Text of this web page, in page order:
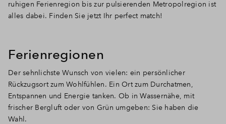
ruhigen Ferienregion bis zur pulsierenden Metropolregion ist
alles dabei. Finden Sie jetzt Ihr perfect match!
Ferienregionen
Der sehnlichste Wunsch von vielen: ein persönlicher
Rückzugsort zum Wohlfühlen. Ein Ort zum Durchatmen,
Entspannen und Energie tanken. Ob in Wassernähe, mit
frischer Bergluft oder von Grün umgeben: Sie haben die
Wahl.